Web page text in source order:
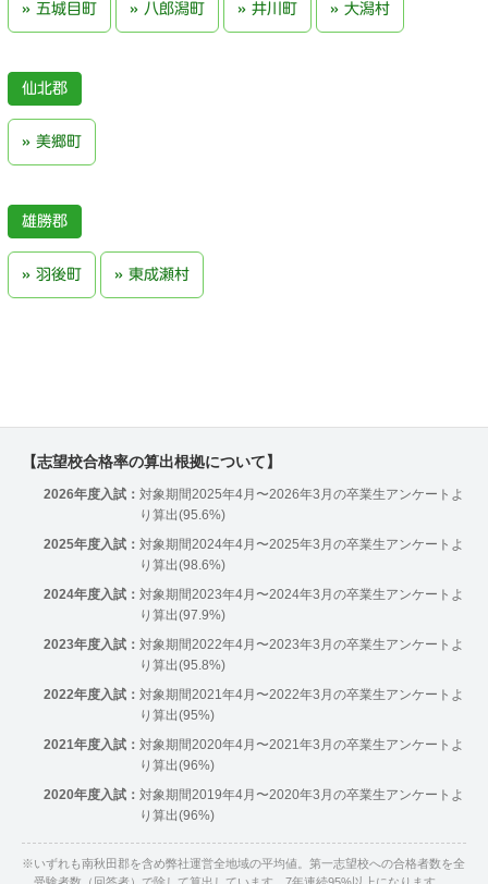
五城目町 八郎潟町 井川町 大潟村
仙北郡
美郷町
雄勝郡
羽後町 東成瀬村
【志望校合格率の算出根拠について】
2026年度入試： 対象期間2025年4月〜2026年3月の卒業生アンケートよ
り算出(95.6%)
2025年度入試： 対象期間2024年4月〜2025年3月の卒業生アンケートよ
り算出(98.6%)
2024年度入試： 対象期間2023年4月〜2024年3月の卒業生アンケートよ
り算出(97.9%)
2023年度入試： 対象期間2022年4月〜2023年3月の卒業生アンケートよ
り算出(95.8%)
2022年度入試： 対象期間2021年4月〜2022年3月の卒業生アンケートよ
り算出(95%)
2021年度入試： 対象期間2020年4月〜2021年3月の卒業生アンケートよ
り算出(96%)
2020年度入試： 対象期間2019年4月〜2020年3月の卒業生アンケートよ
り算出(96%)
※いずれも南秋田郡を含め弊社運営全地域の平均値。第一志望校への合格者数を全